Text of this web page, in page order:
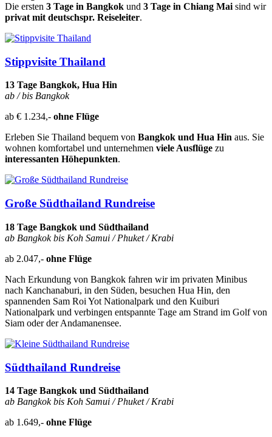
Die ersten 3 Tage in Bangkok und 3 Tage in Chiang Mai sind wir
privat mit deutschspr. Reiseleiter.
Stippvisite Thailand
13 Tage Bangkok, Hua Hin
ab / bis Bangkok
ab € 1.234,- ohne Flüge
Erleben Sie Thailand bequem von Bangkok und Hua Hin aus. Sie
wohnen komfortabel und unternehmen viele Ausflüge zu
interessanten Höhepunkten.
Große Südthailand Rundreise
18 Tage Bangkok und Südthailand
ab Bangkok bis Koh Samui / Phuket / Krabi
ab 2.047,- ohne Flüge
Nach Erkundung von Bangkok fahren wir im privaten Minibus
nach Kanchanaburi, in den Süden, besuchen Hua Hin, den
spannenden Sam Roi Yot Nationalpark und den Kuiburi
Nationalpark und verbingen entspannte Tage am Strand im Golf von
Siam oder der Andamanensee.
Südthailand Rundreise
14 Tage Bangkok und Südthailand
ab Bangkok bis Koh Samui / Phuket / Krabi
ab 1.649,- ohne Flüge